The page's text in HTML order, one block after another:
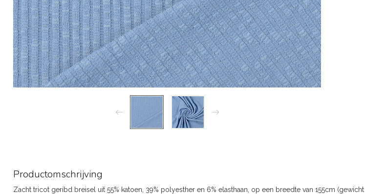
Productomschrijving
Zacht tricot geribd breisel uit 55% katoen, 39% polyesther en 6% elasthaan, op een breedte van 155cm (gewicht